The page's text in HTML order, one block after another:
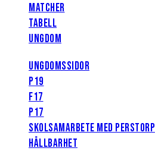
MATCHER
TABELL
UNGDOM
UNGDOMSSIDOR
P19
F17
P17
SKOLSAMARBETE MED PERSTORP
HÅLLBARHET